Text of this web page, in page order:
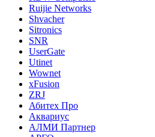
Ruijie Networks
Shvacher
Sitronics
SNR
UserGate
Utinet
Wownet
xFusion
ZRJ
Абитех Про
Аквариус
АЛМИ Партнер